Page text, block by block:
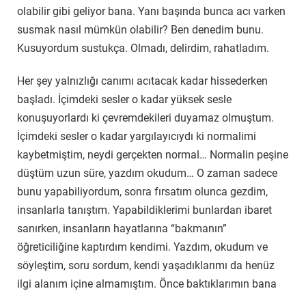
olabilir gibi geliyor bana. Yanı başında bunca acı varken
susmak nasıl mümkün olabilir? Ben denedim bunu.
Kusuyordum sustukça. Olmadı, delirdim, rahatladım.
Her şey yalnızlığı canımı acıtacak kadar hissederken
başladı. İçimdeki sesler o kadar yüksek sesle
konuşuyorlardı ki çevremdekileri duyamaz olmuştum.
İçimdeki sesler o kadar yargılayıcıydı ki normalimi
kaybetmiştim, neydi gerçekten normal… Normalin peşine
düştüm uzun süre, yazdım okudum… O zaman sadece
bunu yapabiliyordum, sonra fırsatım olunca gezdim,
insanlarla tanıştım. Yapabildiklerimi bunlardan ibaret
sanırken, insanların hayatlarına “bakmanın”
öğreticiliğine kaptırdım kendimi. Yazdım, okudum ve
söyleştim, soru sordum, kendi yaşadıklarımı da henüz
ilgi alanım içine almamıştım. Önce baktıklarımın bana